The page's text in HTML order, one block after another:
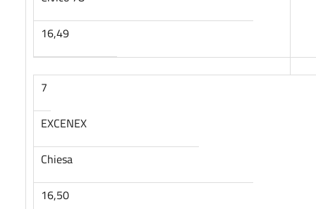
16,49
7
EXCENEX
Chiesa
16,50